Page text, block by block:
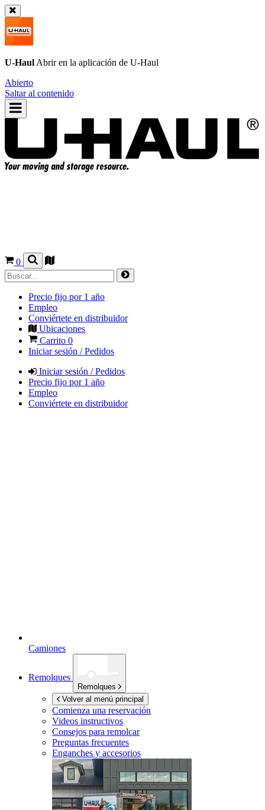
U-Haul Abrir en la aplicación de U-Haul
Abierto
Saltar al contenido
0
Precio fijo por 1 año
Empleo
Conviértete en distribuidor
Ubicaciones
Carrito 0
Iniciar sesión / Pedidos
Iniciar sesión / Pedidos
Precio fijo por 1 año
Empleo
Conviértete en distribuidor
Camiones
Remolques
Remolques
Volver al menú principal
Comienza una reservación
Videos instructivos
Consejos para remolcar
Preguntas frecuentes
Enganches y accesorios